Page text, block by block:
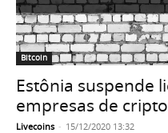
Bitcoin
Estônia suspende
empresas de
Livecoins - 15/12/2020 13:32